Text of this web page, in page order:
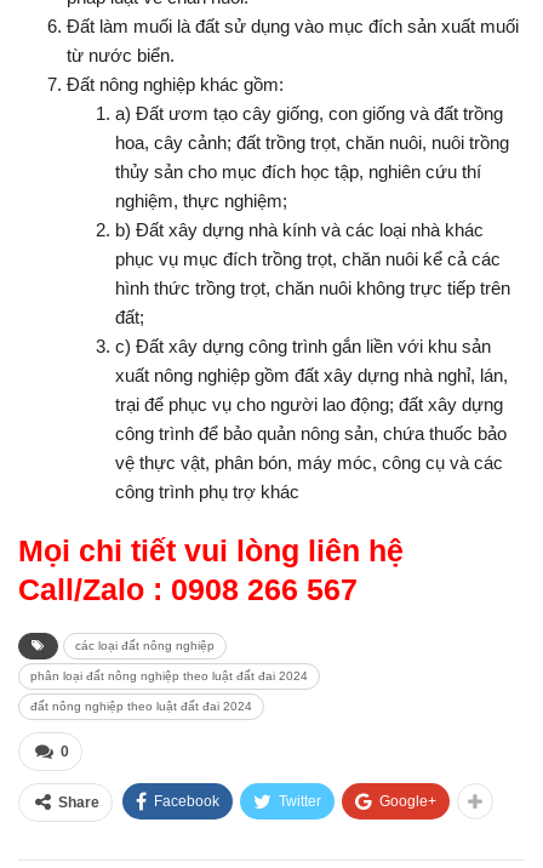
Đất làm muối là đất sử dụng vào mục đích sản xuất muối
từ nước biển.
Đất nông nghiệp khác gồm:
a) Đất ươm tạo cây giống, con giống và đất trồng
hoa, cây cảnh; đất trồng trọt, chăn nuôi, nuôi trồng
thủy sản cho mục đích học tập, nghiên cứu thí
nghiệm, thực nghiệm;
b) Đất xây dựng nhà kính và các loại nhà khác
phục vụ mục đích trồng trọt, chăn nuôi kể cả các
hình thức trồng trọt, chăn nuôi không trực tiếp trên
đất;
c) Đất xây dựng công trình gắn liền với khu sản
xuất nông nghiệp gồm đất xây dựng nhà nghỉ, lán,
trại để phục vụ cho người lao động; đất xây dựng
công trình để bảo quản nông sản, chứa thuốc bảo
vệ thực vật, phân bón, máy móc, công cụ và các
công trình phụ trợ khác
Mọi chi tiết vui lòng liên hệ
Call/Zalo : 0908 266 567
các loại đất nông nghiệp
phân loại đất nông nghiệp theo luật đất đai 2024
đất nông nghiệp theo luật đất đai 2024
0
Share Facebook Twitter Google+